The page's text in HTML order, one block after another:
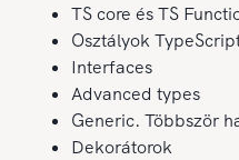
TS core és TS
Osztályok
Interfaces
Advanced types
Generic. Többször
Dekorátorok